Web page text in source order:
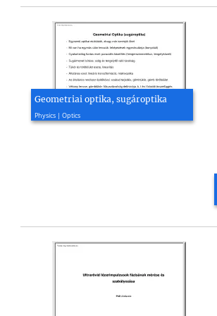
Geometriai optika, sugároptika
Physics | Optics